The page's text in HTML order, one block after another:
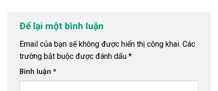
Để lại một bình luận
Email của bạn sẽ không được hiển thị công khai. Các
trường bắt buộc được đánh dấu *
Bình luận *